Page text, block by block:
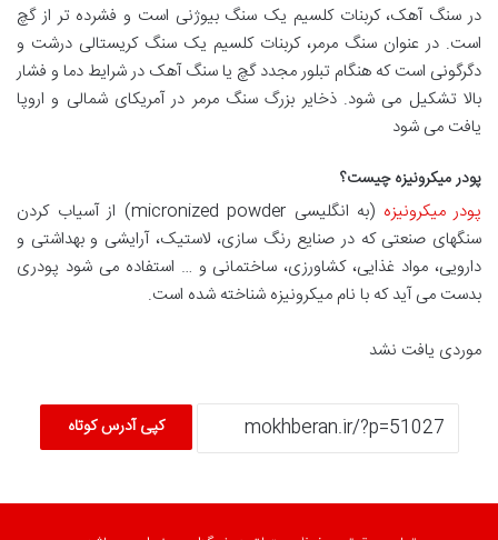
در سنگ آهک، کربنات کلسیم یک سنگ بیوژنی است و فشرده تر از گچ
است. در عنوان سنگ مرمر، کربنات کلسیم یک سنگ کریستالی درشت و
دگرگونی است که هنگام تبلور مجدد گچ یا سنگ آهک در شرایط دما و فشار
بالا تشکیل می شود. ذخایر بزرگ سنگ مرمر در آمریکای شمالی و اروپا
یافت می شود
پودر میکرونیزه چیست؟
پودر میکرونیزه
(به انگلیسی micronized powder) از آسیاب کردن
سنگهای صنعتی که در صنایع رنگ سازی، لاستیک، آرایشی و بهداشتی و
دارویی، مواد غذایی، کشاورزی، ساختمانی و … استفاده می شود پودری
بدست می آید که با نام میکرونیزه شناخته شده است.
موردی یافت نشد
کپی آدرس کوتاه